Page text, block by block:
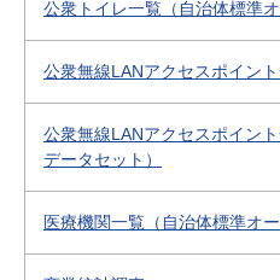
公衆トイレ一覧（自治体標準
公衆無線LANアクセスポイン
公衆無線LANアクセスポイン
データセット）
医療機関一覧（自治体標準オ